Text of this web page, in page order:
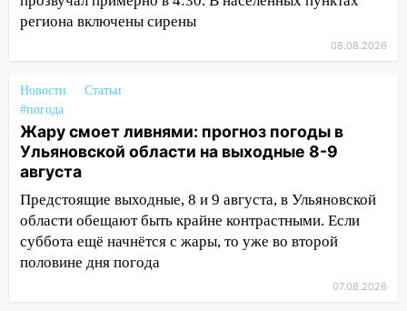
16:26 В Ульяновске бесплатно покажут
16:12
В Ульяновском госуниверситете
разработают отечественный прибор для
цифровой ПЦР
15:47 Ульяновцы могут вернуть деньги
за абонементы закрывшегося фитнес-
клуба «Рекорд-Fitness»
15:34 После вмешательства
прокуратуры в селах Ульяновской
области привели в порядок детские
региона включены сирены
08.08.2026
Новости
Статьи
#погода
Жару смоет ливнями: прогноз погоды в
Ульяновской области на выходные 8-9
августа
Предстоящие выходные, 8 и 9 августа, в Ульяновской
области обещают быть крайне контрастными. Если
суббота ещё начнётся с жары, то уже во второй
половине дня погода
07.08.2026